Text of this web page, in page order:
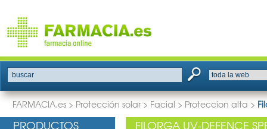
buscar
FARMACIA.es > Protección solar > Facial > Proteccion alta >
PRODUCTOS FILORGA UV-DEFENCE